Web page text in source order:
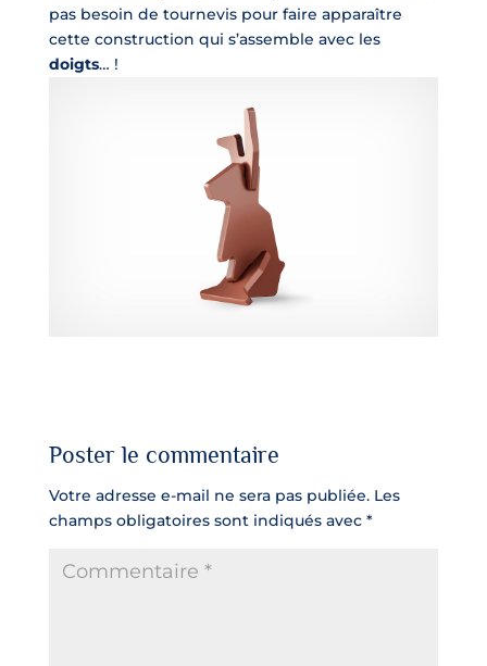
pas besoin de tournevis pour faire apparaître
cette construction qui s’assemble avec les
doigts… !
Poster le commentaire
Votre adresse e-mail ne sera pas publiée. Les
champs obligatoires sont indiqués avec *